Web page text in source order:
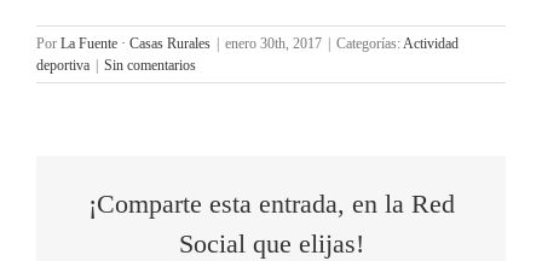
Por La Fuente · Casas Rurales enero 30th, 2017 Categorías:Actividad
deportiva
Sin comentarios
¡Comparte esta entrada, en la Red
Social que elijas!